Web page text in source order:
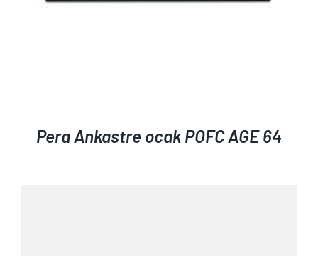
Pera Ankastre ocak POFC AGE 64